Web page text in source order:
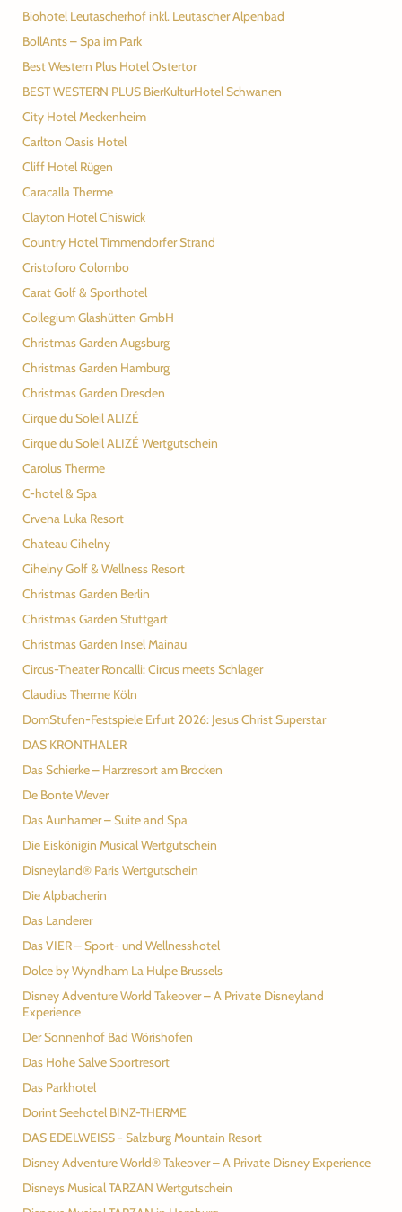
Biohotel Leutascherhof inkl. Leutascher Alpenbad
BollAnts – Spa im Park
Best Western Plus Hotel Ostertor
BEST WESTERN PLUS BierKulturHotel Schwanen
City Hotel Meckenheim
Carlton Oasis Hotel
Cliff Hotel Rügen
Caracalla Therme
Clayton Hotel Chiswick
Country Hotel Timmendorfer Strand
Cristoforo Colombo
Carat Golf & Sporthotel
Collegium Glashütten GmbH
Christmas Garden Augsburg
Christmas Garden Hamburg
Christmas Garden Dresden
Cirque du Soleil ALIZÉ
Cirque du Soleil ALIZÉ Wertgutschein
Carolus Therme
C-hotel & Spa
Crvena Luka Resort
Chateau Cihelny
Cihelny Golf & Wellness Resort
Christmas Garden Berlin
Christmas Garden Stuttgart
Christmas Garden Insel Mainau
Circus-Theater Roncalli: Circus meets Schlager
Claudius Therme Köln
DomStufen-Festspiele Erfurt 2026: Jesus Christ Superstar
DAS KRONTHALER
Das Schierke – Harzresort am Brocken
De Bonte Wever
Das Aunhamer – Suite and Spa
Die Eiskönigin Musical Wertgutschein
Disneyland® Paris Wertgutschein
Die Alpbacherin
Das Landerer
Das VIER – Sport- und Wellnesshotel
Dolce by Wyndham La Hulpe Brussels
Disney Adventure World Takeover – A Private Disneyland
Experience
Der Sonnenhof Bad Wörishofen
Das Hohe Salve Sportresort
Das Parkhotel
Dorint Seehotel BINZ-THERME
DAS EDELWEISS - Salzburg Mountain Resort
Disney Adventure World® Takeover – A Private Disney Experience
Disneys Musical TARZAN Wertgutschein